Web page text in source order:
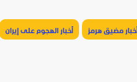
أخبار مضيق هرمز أخبار الهجوم على إيران